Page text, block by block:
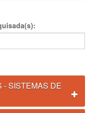
- SISTEMAS DE